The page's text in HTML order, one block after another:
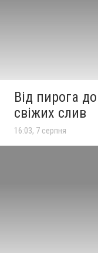
Від пирога
свіжих слив
16:03, 7 серпня